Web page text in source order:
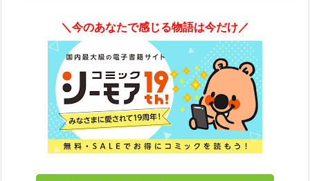
＼今のあなたで感じる物語は今だけ／